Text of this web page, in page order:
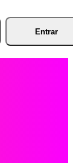
Entrar